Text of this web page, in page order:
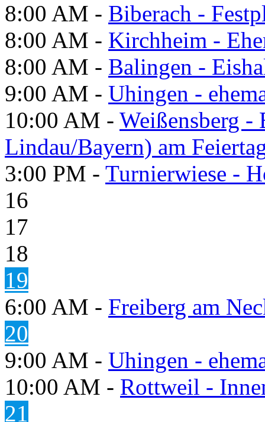
8:00 AM - Biberach -
8:00 AM - Kirchheim -
8:00 AM - Balingen -
9:00 AM - Uhingen -
10:00 AM - Weißensberg
Lindau/Bayern) am
3:00 PM - Turnierwiese -
16
17
18
19
6:00 AM - Freiberg am
20
9:00 AM - Uhingen -
10:00 AM - Rottweil -
21